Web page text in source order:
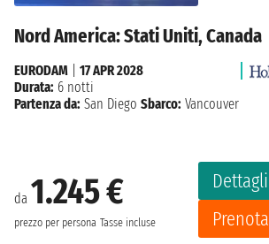
Nord America: Stati Uniti, Canada
da 1.245 €
prezzo per persona Tasse incluse
Dettagli
Prenota
EURODAM
17 APR 2028
Durata: 6 notti
Partenza da: San Diego Sbarco: Vancouver